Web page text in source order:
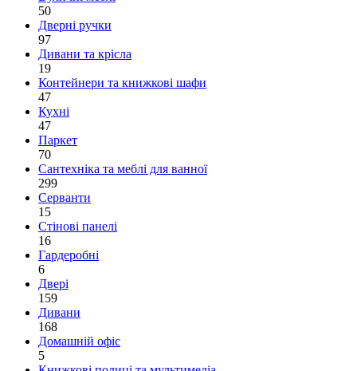
50
Дверні ручки
97
Дивани та крісла
19
Контейнери та книжкові шафи
47
Кухні
47
Паркет
70
Сантехніка та меблі для ванної
299
Серванти
15
Стінові панелі
16
Гардеробні
6
Двері
159
Дивани
168
Домашній офіс
5